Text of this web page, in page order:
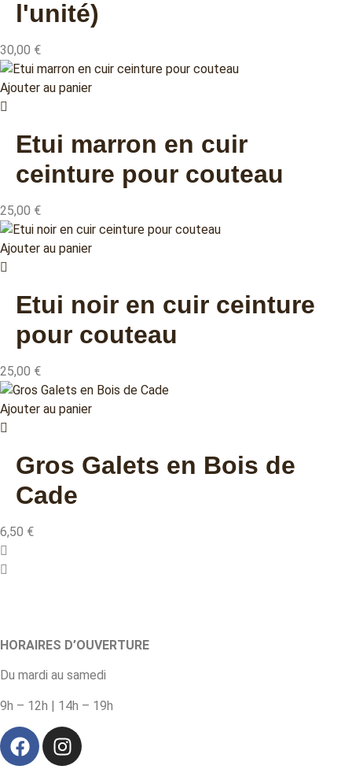
l'unité)
30,00 €
Ajouter au panier
Etui marron en cuir
ceinture pour couteau
25,00 €
Ajouter au panier
Etui noir en cuir ceinture
pour couteau
25,00 €
Ajouter au panier
Gros Galets en Bois de
Cade
6,50 €
HORAIRES D’OUVERTURE
Du mardi au samedi
9h – 12h | 14h – 19h